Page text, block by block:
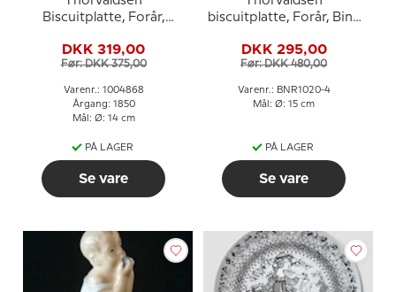
Biscuitplatte, Forår,
DKK 319,00
Før: DKK 375,00
Varenr.: 1004868
Årgang: 1850
Mål: Ø: 14 cm
PÅ LAGER
Se vare
biscuitplatte, Forår, Bing
DKK 295,00
Før: DKK 480,00
Varenr.: BNR1020-4
Mål: Ø: 15 cm
PÅ LAGER
Se vare